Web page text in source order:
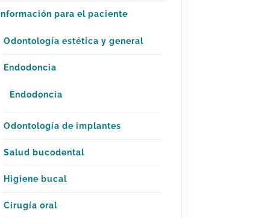
Información para el paciente
Odontología estética y general
Endodoncia
Endodoncia
Odontología de implantes
Salud bucodental
Higiene bucal
Cirugía oral